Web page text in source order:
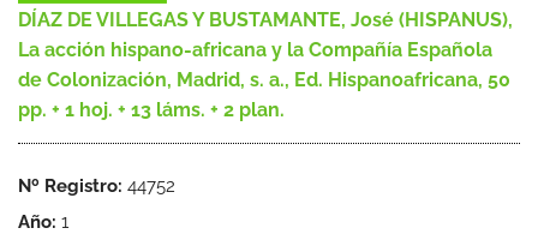
DÍAZ DE VILLEGAS Y BUSTAMANTE, José (HISPANUS),
La acción hispano-africana y la Compañía Española
de Colonización, Madrid, s. a., Ed. Hispanoafricana, 50
pp. + 1 hoj. + 13 láms. + 2 plan.
Nº Registro: 44752
Año: 1